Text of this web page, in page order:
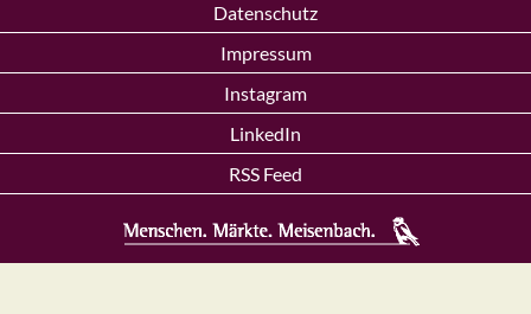
Datenschutz
Impressum
Instagram
LinkedIn
RSS Feed